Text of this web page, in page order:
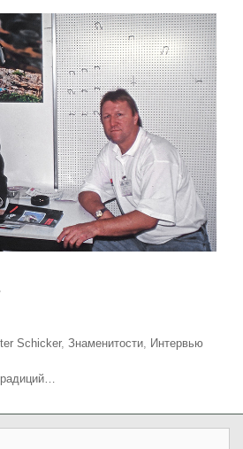
Schicker, Знаменитости,
Интервью